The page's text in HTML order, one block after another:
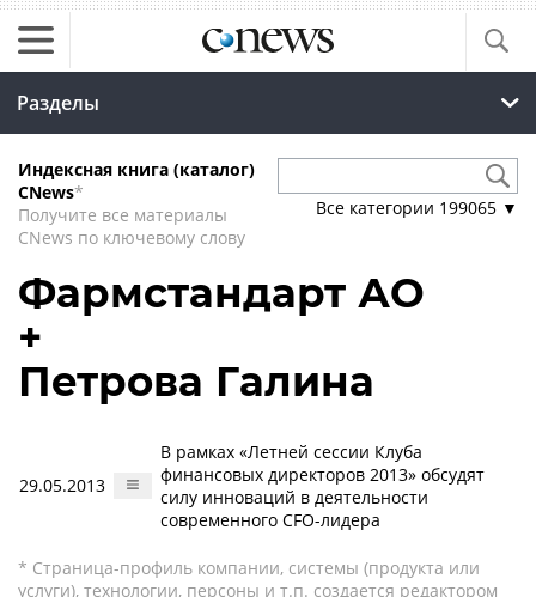
Разделы
Индексная книга (каталог)
CNews*
Получите все материалы
CNews по ключевому слову
Все категории 199065 ▼
Фармстандарт АО
+
Петрова Галина
29.05.2013
В рамках «Летней сессии Клуба
финансовых директоров 2013» обсудят
силу инноваций в деятельности
современного CFO-лидера
* Страница-профиль компании, системы (продукта или
услуги), технологии, персоны и т.п. создается редактором